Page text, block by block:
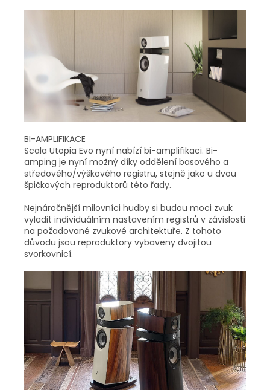
BI-AMPLIFIKACE
Scala Utopia Evo nyní nabízí bi-amplifikaci. Bi-
amping je nyní možný díky oddělení basového a
středového/výškového registru, stejně jako u dvou
špičkových reproduktorů této řady.
Nejnáročnější milovníci hudby si budou moci zvuk
vyladit individuálním nastavením registrů v závislosti
na požadované zvukové architektuře. Z tohoto
důvodu jsou reproduktory vybaveny dvojitou
svorkovnicí.